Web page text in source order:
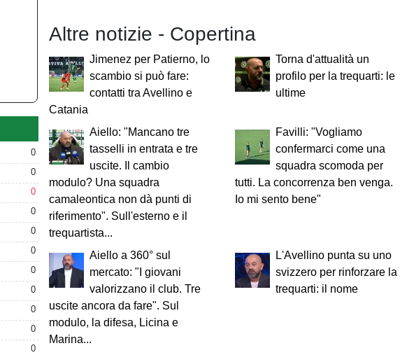
0
0
0
0
0
0
0
0
0
0
0
Altre notizie - Copertina
Jimenez per Patierno, lo
scambio si può fare:
contatti tra Avellino e
Catania
Torna d'attualità un
profilo per la trequarti: le
ultime
Aiello: "Mancano tre
tasselli in entrata e tre
uscite. Il cambio
modulo? Una squadra
camaleontica non dà punti di
riferimento". Sull'esterno e il
trequartista...
Favilli: "Vogliamo
confermarci come una
squadra scomoda per
tutti. La concorrenza ben venga.
Io mi sento bene"
Aiello a 360° sul
mercato: "I giovani
valorizzano il club. Tre
uscite ancora da fare". Sul
modulo, la difesa, Licina e
Marina...
L'Avellino punta su uno
svizzero per rinforzare la
trequarti: il nome